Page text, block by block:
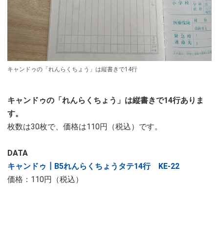
キャンドゥの「れんらくちょう」は縦書きで14行
キャンドゥの「れんらくちょう」は縦書きで14行ありま
す。
枚数は30枚で、価格は110円（税込）です。
DATA
キャンドゥ┃B5れんらくちょうタテ14行 KE-22
価格：110円（税込）